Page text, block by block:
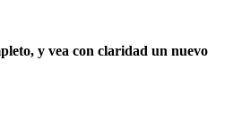
y vea con claridad un nuevo